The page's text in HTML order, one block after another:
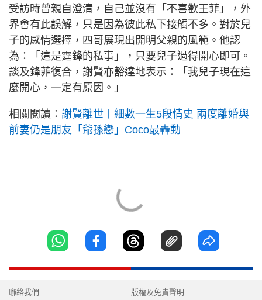
受訪時曾親自澄清，自己並沒有「不喜歡王菲」，外
界會有此誤解，只是因為彼此私下接觸不多。對於兒
子的感情選擇，四哥展現出開明父親的風範。他認
為：「這是霆鋒的私事」，只要兒子過得開心即可。
談及鋒菲復合，謝賢亦豁達地表示：「我兒子現在這
麼開心，一定有原因。」
相關閱讀： 謝賢離世丨細數一生5段情史 兩度離婚與
前妻仍是朋友「爺孫戀」Coco最轟動
聯絡我們 版權及免責聲明